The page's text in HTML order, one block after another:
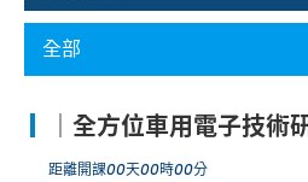
Member Login
Aerospace | Defense |
全部
｜全方位車用電子技術
距離開課00天00時00分